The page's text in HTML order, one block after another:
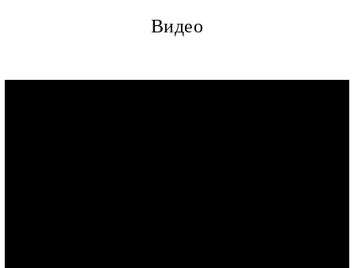
Видео